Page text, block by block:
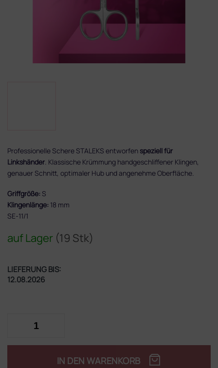
auf Lager (19 Stk)
LIEFERUNG BIS:
12.08.2026
IN DEN WARENKORB
Professionelle Schere STALEKS entworfen speziell für
Linkshänder . Klassische Krümmung handgeschliffener Klingen,
genauer Schnitt, optimaler Hub und angenehme Oberfläche.
Griffgröße: S
Klingenlänge: 18 mm
SE-11/1